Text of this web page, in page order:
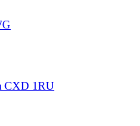
CXD 1RU